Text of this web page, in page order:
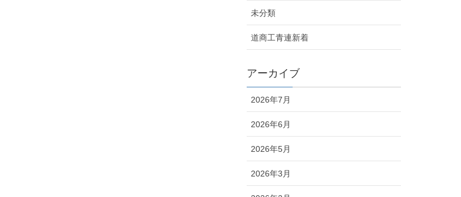
未分類
道商工青連新着
アーカイブ
2026年7月
2026年6月
2026年5月
2026年3月